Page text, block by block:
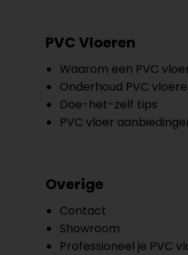
PVC Vloeren
Waarom een PVC
Onderhoud PVC
Doe-het-zelf tips
PVC vloer
Overige
Contact
Showroom
Professioneel je PVC